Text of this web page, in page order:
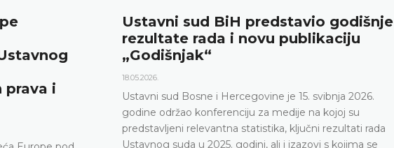
prava i
Ustavni sud BiH predstavio godišnje
rezultate rada i novu publikaciju
„Godišnjak“
18.05.2026.
Ustavni sud Bosne i Hercegovine je 15. svibnja 2026.
godine održao konferenciju za medije na kojoj su
predstavljeni relevantna statistika, ključni rezultati rada
Ustavnog suda u 2025. godini, ali i izazovi s kojima se